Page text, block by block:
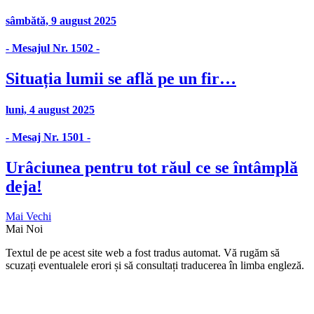
sâmbătă, 9 august 2025
- Mesajul Nr. 1502 -
Situația lumii se află pe un fir…
luni, 4 august 2025
- Mesaj Nr. 1501 -
Urâciunea pentru tot răul ce se întâmplă
deja!
Mai Vechi
Mai Noi
Textul de pe acest site web a fost tradus automat. Vă rugăm să
scuzați eventualele erori și să consultați traducerea în limba engleză.